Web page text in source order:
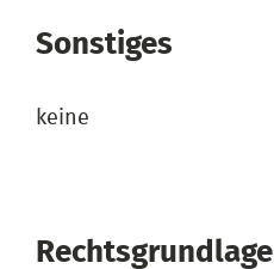
Sonstiges
keine
Rechtsgrundlage